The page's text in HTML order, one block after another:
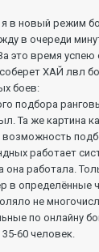
в новый режим
в очереди
это время успею
ХАЙ лвл
боев:
подбора
Та же картина
возможность
работает
она работала.
в определённые
не
по онлайну
60 человек.